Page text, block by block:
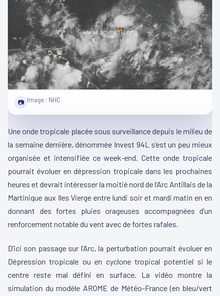
📷 Image : NHC
Une onde tropicale placée sous surveillance depuis le milieu de
la semaine dernière, dénommée Invest 94L s’est un peu mieux
organisée et intensifiée ce week-end. Cette onde tropicale
pourrait évoluer en dépression tropicale dans les prochaines
heures et devrait intéresser la moitié nord de l’Arc Antillais de la
Martinique aux Iles Vierge entre lundi soir et mardi matin en en
donnant des fortes pluies orageuses accompagnées d’un
renforcement notable du vent avec de fortes rafales.
D’ici son passage sur l’Arc, la perturbation pourrait évoluer en
Dépression tropicale ou en cyclone tropical potentiel si le
centre reste mal défini en surface. La vidéo montre la
simulation du modèle AROME de Météo-France (en bleu/vert